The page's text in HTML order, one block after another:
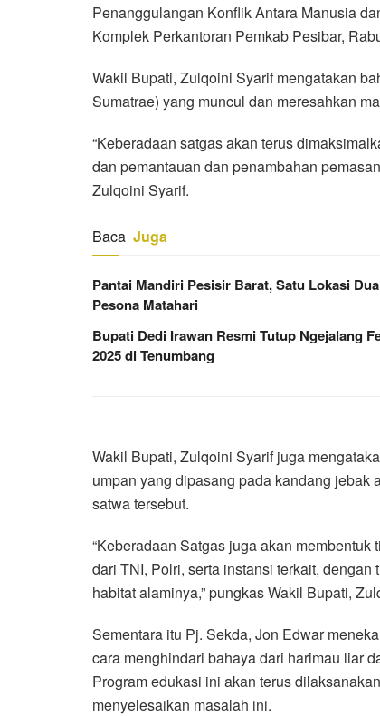
Penanggulangan Konflik Antara Manusia
Komplek Perkantoran Pemkab Pesibar,
Wakil Bupati, Zulqoini Syarif mengatakan
Sumatrae) yang muncul dan meresahkan
“Keberadaan satgas akan terus
dan pemantauan dan penambahan
Zulqoini Syarif.
Baca Juga
Pantai Mandiri Pesisir Barat, Satu Lokasi Dua
Pesona Matahari
Bupati Dedi Irawan Resmi Tutup Ngejalang
2025 di Tenumbang
Wakil Bupati, Zulqoini Syarif juga
umpan yang dipasang pada kandang jebak
satwa tersebut.
“Keberadaan Satgas juga akan
dari TNI, Polri, serta instansi terkait,
habitat alaminya,” pungkas Wakil Bupati,
Sementara itu Pj. Sekda, Jon Edwar
cara menghindari bahaya dari harimau liar
Program edukasi ini akan terus
menyelesaikan masalah ini.